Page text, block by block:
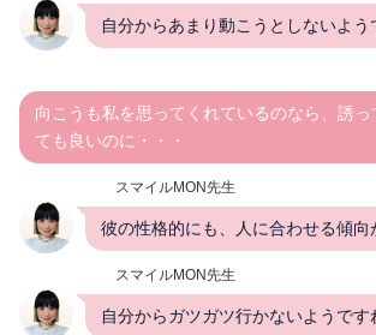
自分からあまり動こうとしないよう
向こうも私を思ってくれているのなら、誘っ
ても良いのに・・・
スマイルMON先生
彼の性格的にも、人に合わせる傾向
スマイルMON先生
自分からガツガツ行かないようです